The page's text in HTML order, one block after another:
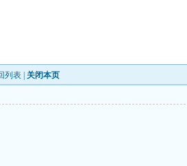
列表 关闭本页